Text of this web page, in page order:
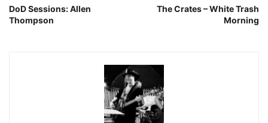
DoD Sessions: Allen
Thompson
The Crates – White Trash
Morning